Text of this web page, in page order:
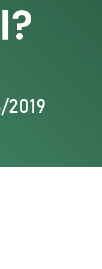
2019